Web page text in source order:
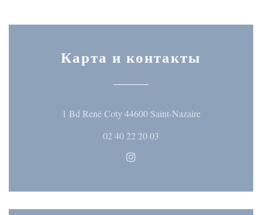
Карта и контакты
1 Bd René Coty 44600 Saint-Nazaire((открывается
02 40 22 20 03
Instagram ((открывается в